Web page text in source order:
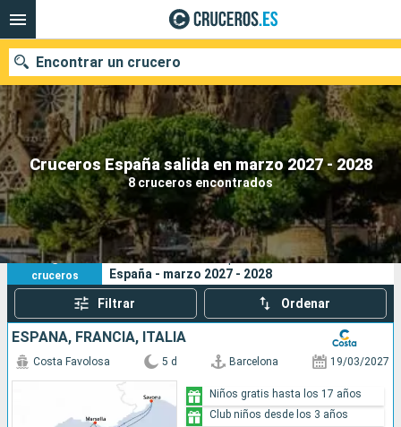
Cruceros España salida en marzo 2027 - 2028
8 cruceros encontrados
Encontrar un crucero
Nuestros destinos
Fecha de salida
Puertos Compañías
Buscar
8
cruceros
Sus criterios de búsqueda:
España - marzo 2027 - 2028
Filtrar Ordenar
ESPAÑA, FRANCIA, ITALIA
Costa Favolosa 5 d Barcelona 19/03/2027
Niños gratis hasta los 17 años
Club niños desde los 3 años